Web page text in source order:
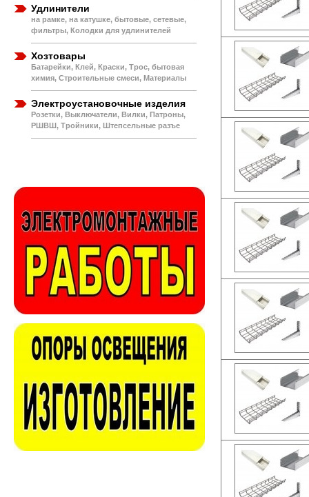
Удлинители
на рамке, на катушке, бытовые, сетевые,
фильтры, Колодки для удлинителей
Хозтовары
Батарейки, Клей, Краски, Трос, бытовая
химия, Строительные смеси, Материалы
Электроустановочные изделия
Розетки, Выключатели, Вилки, Патроны,
РШВШ, Тройники, Штепсельные разъе